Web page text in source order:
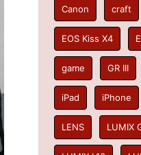
Canon craft
EOS Kiss X4
game GR III
iPad iPhone
LENS LUMIX